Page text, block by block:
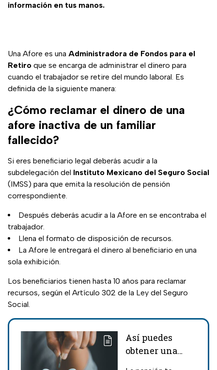
información en tus manos.
Una Afore es una Administradora de Fondos para el
Retiro que se encarga de administrar el dinero para
cuando el trabajador se retire del mundo laboral. Es
definida de la siguiente manera:
¿Cómo reclamar el dinero de una
afore inactiva de un familiar
fallecido?
Si eres beneficiario legal deberás acudir a la
subdelegación del Instituto Mexicano del Seguro Social
(IMSS) para que emita la resolución de pensión
correspondiente.
Después deberás acudir a la Afore en se encontraba el
trabajador.
Llena el formato de disposición de recursos.
La Afore le entregará el dinero al beneficiario en una
sola exhibición.
Los beneficiarios tienen hasta 10 años para reclamar
recursos, según el Artículo 302 de la Ley del Seguro
Social.
Así puedes
obtener una